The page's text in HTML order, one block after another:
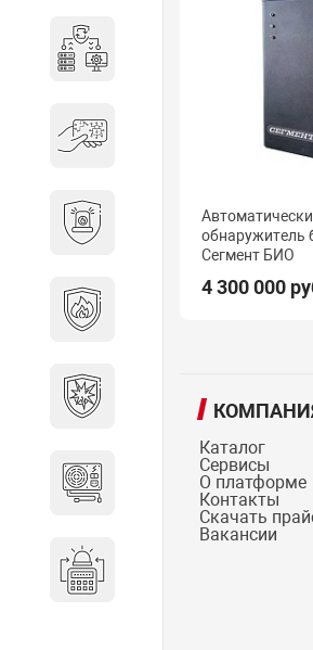
Технические средства
Электронные ключи
Охранно-пожарные
сигнализации
Противопожарная
оборудование
Источники питания
обнаружитель
Сегмент БИО
4 300 000
Каталог
Сервисы
О платформе
Контакты
Скачать
Вакансии